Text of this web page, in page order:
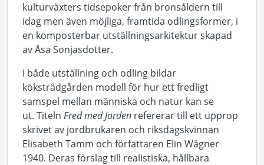
kulturväxters tidsepoker från bronsåldern till
idag men även möjliga, framtida odlingsformer, i
en komposterbar utställningsarkitektur skapad
av Åsa Sonjasdotter.
I både utställning och odling bildar
köksträdgården modell för hur ett fredligt
samspel mellan människa och natur kan se
ut. Titeln Fred med Jorden refererar till ett upprop
skrivet av jordbrukaren och riksdagskvinnan
Elisabeth Tamm och författaren Elin Wägner
1940. Deras förslag till realistiska, hållbara